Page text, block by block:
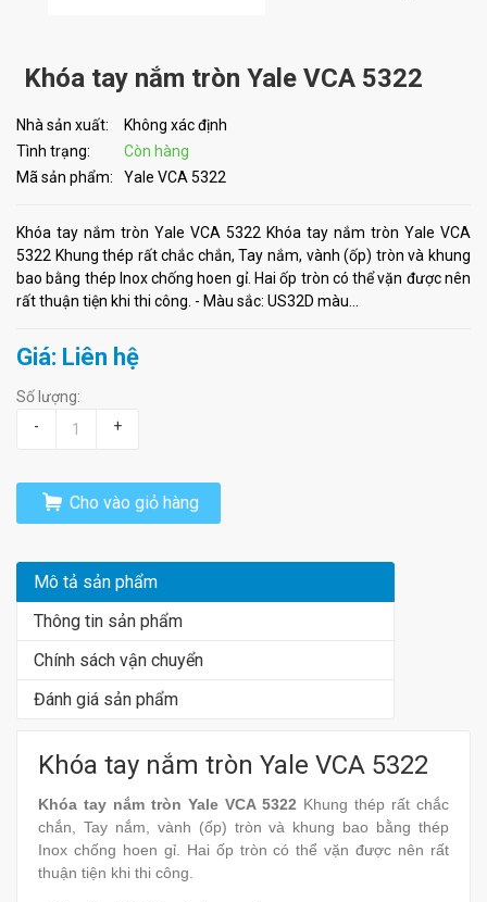
Khóa tay nắm tròn Yale VCA 5322
Nhà sản xuất:
Không xác định
Tình trạng:
Còn hàng
Mã sản phẩm:
Yale VCA 5322
Khóa tay nắm tròn Yale VCA 5322 Khóa tay nắm tròn Yale VCA
5322 Khung thép rất chắc chắn, Tay nắm, vành (ốp) tròn và khung
bao bằng thép Inox chống hoen gỉ. Hai ốp tròn có thể vặn được nên
rất thuận tiện khi thi công. - Màu sắc: US32D màu...
Giá: Liên hệ
Số lượng:
-
+
Cho vào giỏ hàng
Mô tả sản phẩm
Thông tin sản phẩm
Chính sách vận chuyển
Đánh giá sản phẩm
Khóa tay nắm tròn Yale VCA 5322
Khóa tay nắm tròn Yale VCA 5322 Khung thép rất chắc
chắn, Tay nắm, vành (ốp) tròn và khung bao bằng thép
Inox chống hoen gỉ. Hai ốp tròn có thể vặn được nên rất
thuận tiện khi thi công.